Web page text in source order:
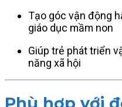
Tạo góc vận động
giáo dục mầm non
Giúp trẻ phát triển
năng xã hội